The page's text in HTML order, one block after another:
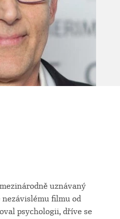
uznávaný
filmu od
psychologii, dříve se